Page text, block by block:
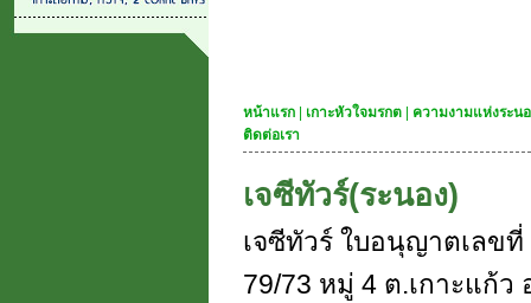
หน้าแรก เกาะหัวใจมรกต
ความงามแห่งระน
ติดต่อเรา
เจซีทัวร์(ระนอง)
เจซีทัวร์ ใบอนุญาตเลขที่
79/73 หมู่ 4 ต.เกาะแก้ว